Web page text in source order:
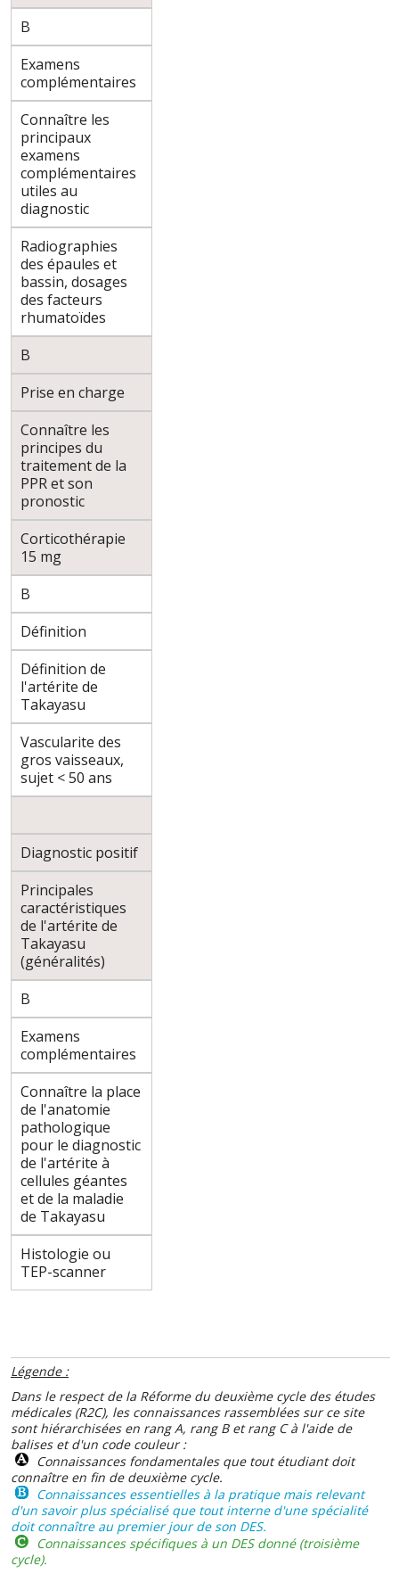
B
Examens
complémentaires
Connaître les
principaux
examens
complémentaires
utiles au
diagnostic
Radiographies
des épaules et
bassin, dosages
des facteurs
rhumatoïdes
B
Prise en charge
Connaître les
principes du
traitement de la
PPR et son
pronostic
Corticothérapie
15 mg
B
Définition
Définition de
l'artérite de
Takayasu
Vascularite des
gros vaisseaux,
sujet < 50 ans
Diagnostic positif
Principales
caractéristiques
de l'artérite de
Takayasu
(généralités)
B
Examens
complémentaires
Connaître la place
de l'anatomie
pathologique
pour le diagnostic
de l'artérite à
cellules géantes
et de la maladie
de Takayasu
Histologie ou
TEP-scanner
Légende :
Dans le respect de la Réforme du deuxième cycle des études
médicales (R2C), les connaissances rassemblées sur ce site
sont hiérarchisées en rang A, rang B et rang C à l'aide de
balises et d'un code couleur :
Connaissances fondamentales que tout étudiant doit
connaître en fin de deuxième cycle.
Connaissances essentielles à la pratique mais relevant
d'un savoir plus spécialisé que tout interne d'une spécialité
doit connaître au premier jour de son DES.
Connaissances spécifiques à un DES donné (troisième
cycle).